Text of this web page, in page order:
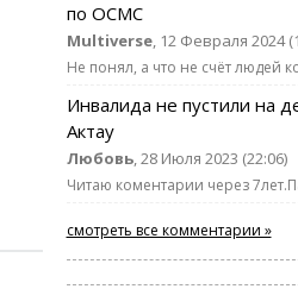
по ОСМС
Multiverse, 12 Февраля 2024
Не понял, а что не счёт людей
Инвалида не пустили на
Актау
Любовь, 28 Июля 2023 (22:06)
Читаю коментарии через
смотреть все комментарии »